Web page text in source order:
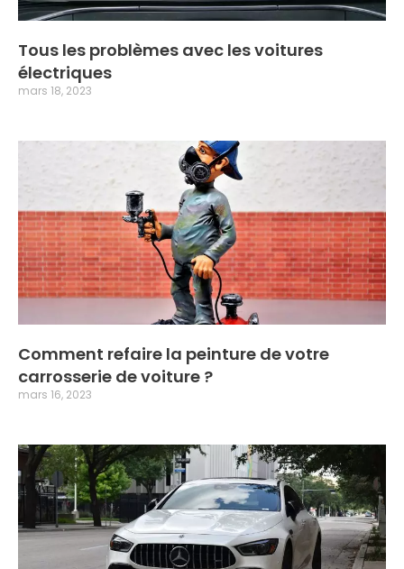
Tous les problèmes avec les voitures
électriques
mars 18, 2023
Comment refaire la peinture de votre
carrosserie de voiture ?
mars 16, 2023